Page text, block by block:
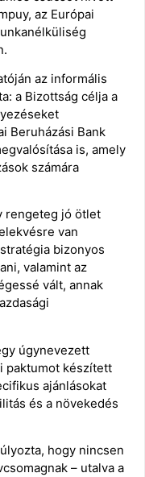
az Európai
az informális
a Bizottság célja a
Beruházási Bank
is, amely
számára
rengeteg jó ötlet
van
bizonyos
valamint az
vált, annak
úgynevezett
paktumot készített
ajánlásokat
és a növekedés
hogy nincsen
– utalva a